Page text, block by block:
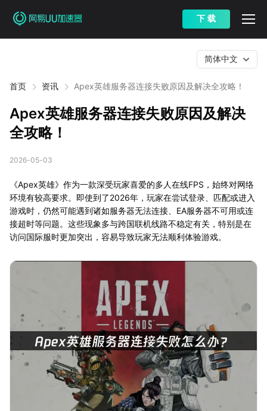
下 载
首页 资讯 Apex英雄服务器连接失败原因及解决全攻略！
简体中文
Apex英雄服务器连接失败原因及解决
全攻略！
2026-05-03
《Apex英雄》作为一款深受玩家喜爱的多人在线FPS，始终对网络
环境有较高要求。即使到了2026年，玩家在尝试登录、匹配或进入
游戏时，仍然可能遇到诸如服务器无法连接、EA服务器不可用或连
接超时等问题。这些现象多与跨国联机线路不稳定有关，特别是在
访问国际服时更加突出，容易导致玩家无法顺利体验游戏。